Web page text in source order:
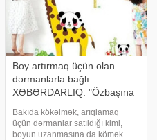
Boy artırmaq üçün olan
dərmanlarla bağlı
XƏBƏRDARLIQ: "Özbaşına
Bakıda kökəlmək, arıqlamaq
üçün dərmanlar satıldığı kimi,
boyun uzanmasına da kömək